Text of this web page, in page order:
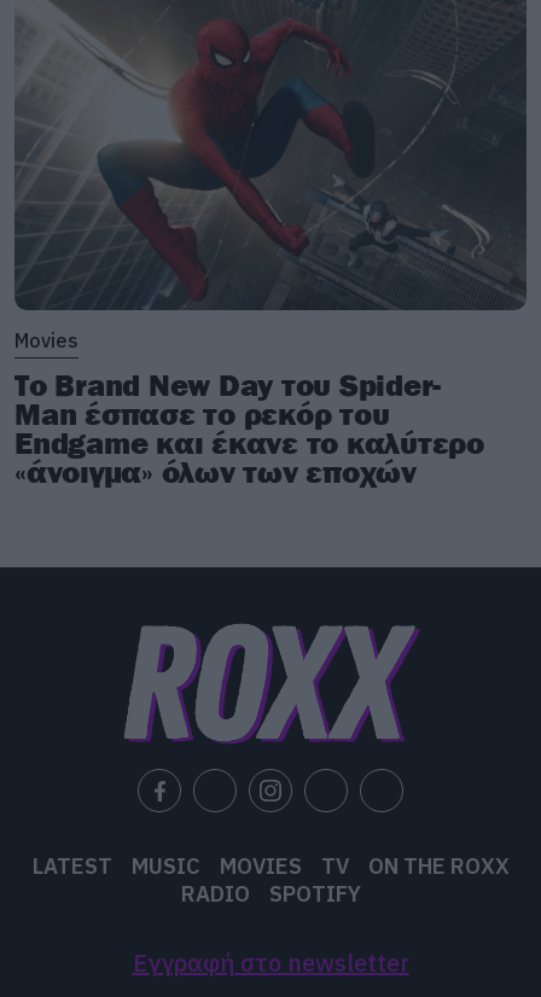
Movies
Το Brand New Day του Spider-
Man έσπασε το ρεκόρ του
Endgame και έκανε το καλύτερο
«άνοιγμα» όλων των εποχών
LATEST MUSIC MOVIES TV
ON THE ROXX
RADIO
SPOTIFY
Εγγραφή στο newsletter